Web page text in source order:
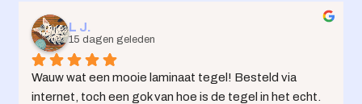
L J.
15 dagen geleden
Wauw wat een mooie laminaat tegel! Besteld via
internet, toch een gok van hoe is de tegel in het echt.